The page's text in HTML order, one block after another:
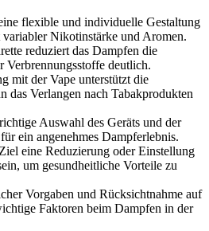
flexible und individuelle Gestaltung
variabler Nikotinstärke und Aromen.
reduziert das Dampfen die
Verbrennungsstoffe deutlich.
mit der Vape unterstützt die
das Verlangen nach Tabakprodukten
Auswahl des Geräts und der
ein angenehmes Dampferlebnis.
eine Reduzierung oder Einstellung
um gesundheitliche Vorteile zu
Vorgaben und Rücksichtnahme auf
Faktoren beim Dampfen in der